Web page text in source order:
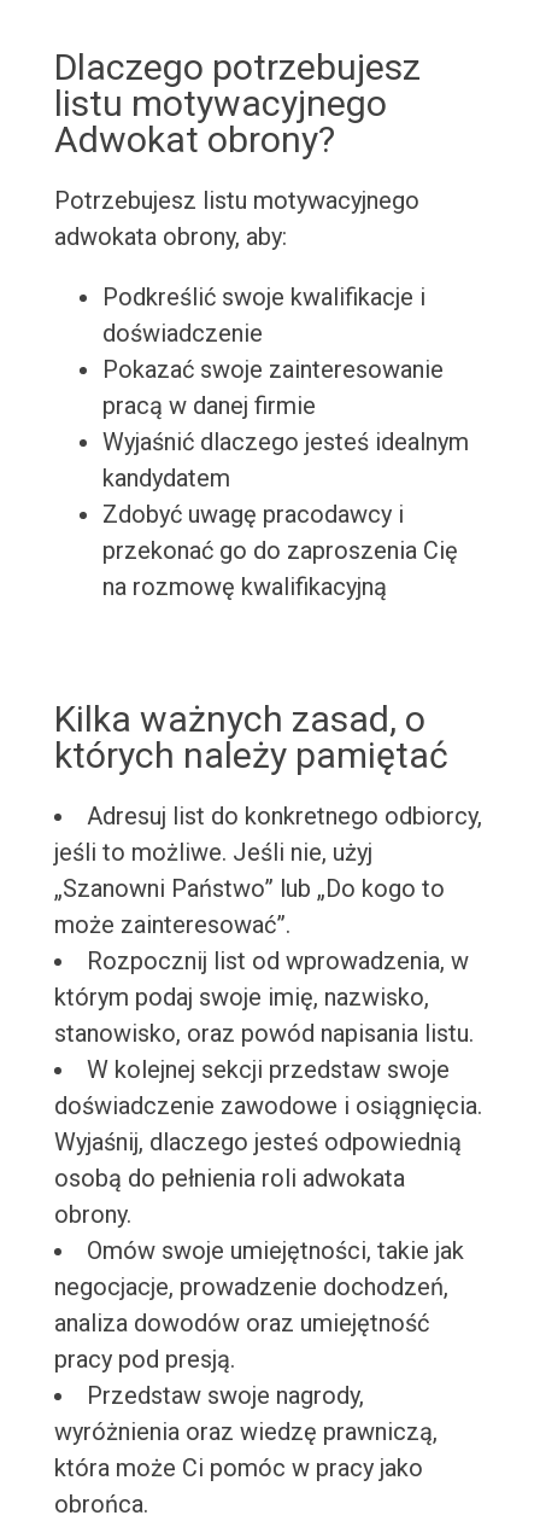
Dlaczego potrzebujesz
listu motywacyjnego
Adwokat obrony?
Potrzebujesz listu motywacyjnego
adwokata obrony, aby:
Podkreślić swoje kwalifikacje i
doświadczenie
Pokazać swoje zainteresowanie
pracą w danej firmie
Wyjaśnić dlaczego jesteś idealnym
kandydatem
Zdobyć uwagę pracodawcy i
przekonać go do zaproszenia Cię
na rozmowę kwalifikacyjną
Kilka ważnych zasad, o
których należy pamiętać
Adresuj list do konkretnego odbiorcy,
jeśli to możliwe. Jeśli nie, użyj
„Szanowni Państwo” lub „Do kogo to
może zainteresować”.
Rozpocznij list od wprowadzenia, w
którym podaj swoje imię, nazwisko,
stanowisko, oraz powód napisania listu.
W kolejnej sekcji przedstaw swoje
doświadczenie zawodowe i osiągnięcia.
Wyjaśnij, dlaczego jesteś odpowiednią
osobą do pełnienia roli adwokata
obrony.
Omów swoje umiejętności, takie jak
negocjacje, prowadzenie dochodzeń,
analiza dowodów oraz umiejętność
pracy pod presją.
Przedstaw swoje nagrody,
wyróżnienia oraz wiedzę prawniczą,
która może Ci pomóc w pracy jako
obrońca.